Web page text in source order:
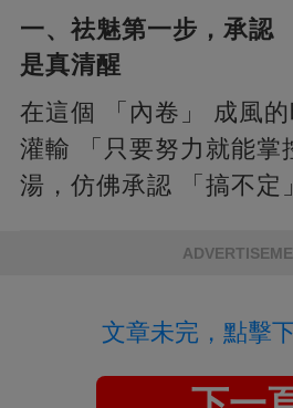
一、祛魅第一步，承認
是真清醒
在這個 「內卷」 成風
灌輸 「只要努力就能掌
湯，仿佛承認 「搞不定
文章未完，點擊